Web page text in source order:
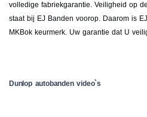
volledige fabriekgarantie. Veiligheid op
staat bij EJ Banden voorop. Daarom is
MKBok keurmerk. Uw garantie dat U
Dunlop autobanden video`s